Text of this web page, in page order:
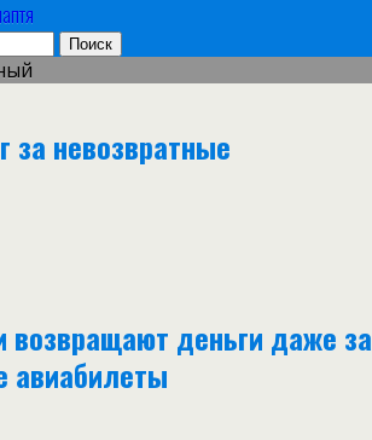
за невозвратные
возвращают деньги даже за
авиабилеты